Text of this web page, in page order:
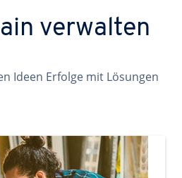
verwalten
Ideen Erfolge mit Lösungen